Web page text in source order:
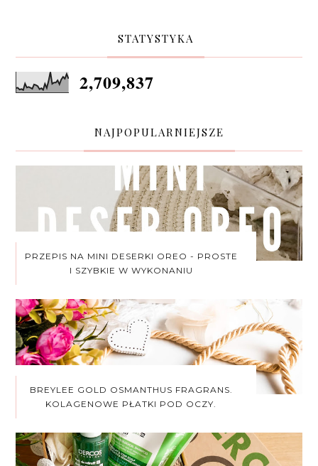
STATYSTYKA
2,709,837
NAJPOPULARNIEJSZE
PRZEPIS NA MINI DESERKI OREO - PROSTE
I SZYBKIE W WYKONANIU
BREYLEE GOLD OSMANTHUS FRAGRANS.
KOLAGENOWE PŁATKI POD OCZY.